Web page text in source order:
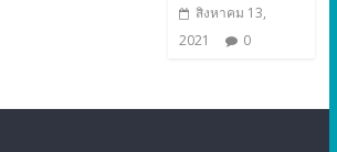
สิงหาคม 13,
2021
0